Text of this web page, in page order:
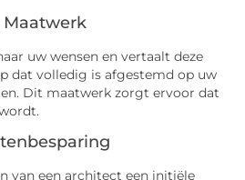
Maatwerk
uw wensen en vertaalt deze
dat volledig is afgestemd op uw
Dit maatwerk zorgt ervoor dat
van een architect een initiële